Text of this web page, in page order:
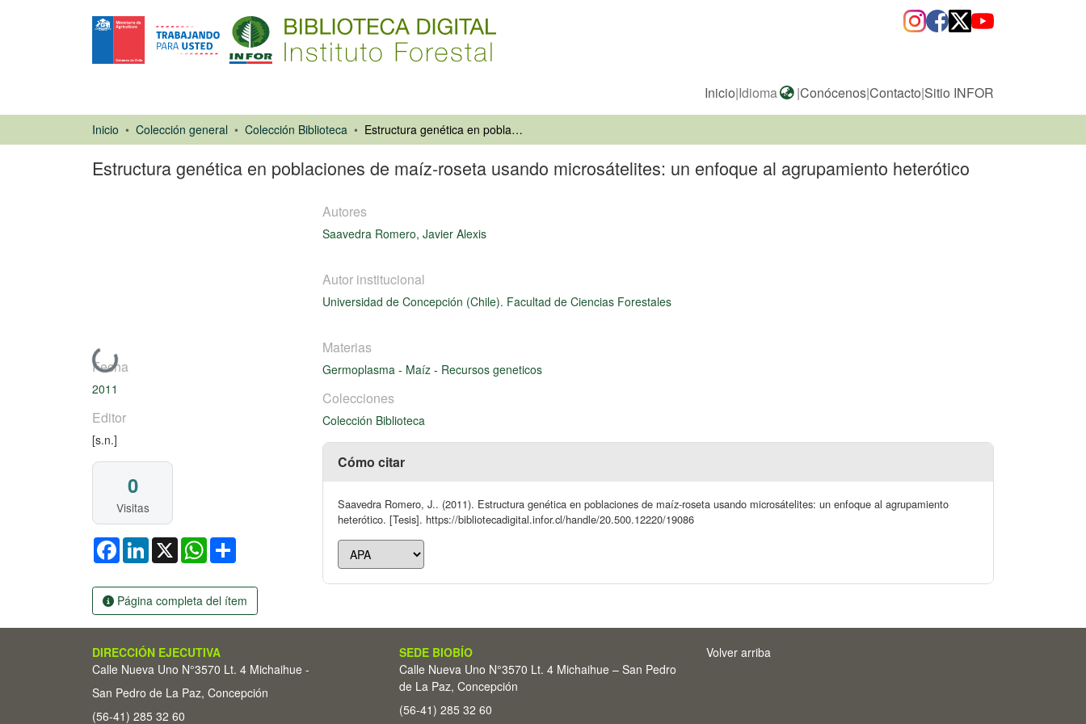
Inicio|Idioma |Conócenos|Contacto|Sitio INFOR
Inicio Colección general Colección Biblioteca Estructura genética en poblaciones de maíz-roseta usando microsátelites: un enfoque al agrupamiento heterótico
Estructura genética en poblaciones de maíz-roseta usando microsátelites: un enfoque al agrupamiento heterótico
Cargando...
Fecha
2011
Editor
[s.n.]
0
Visitas
FacebookLinkedIn
X WhatsApp
Página completa del ítem
Autores
Saavedra Romero, Javier Alexis
Autor institucional
Universidad de Concepción (Chile). Facultad de Ciencias Forestales
Materias
Germoplasma - Maíz - Recursos geneticos
Colecciones
Colección Biblioteca
Cómo citar
Saavedra Romero, J.. (2011). Estructura genética en poblaciones de maíz-roseta usando microsátelites: un enfoque al agrupamiento
heterótico. [Tesis]. https://bibliotecadigital.infor.cl/handle/20.500.12220/19086
DIRECCIÓN EJECUTIVA
Calle Nueva Uno N°3570 Lt. 4 Michaihue -
San Pedro de La Paz, Concepción
(56-41) 285 32 60
SEDE BIOBÍO
Calle Nueva Uno N°3570 Lt. 4 Michaihue – San Pedro
de La Paz, Concepción
(56-41) 285 32 60
Volver arriba